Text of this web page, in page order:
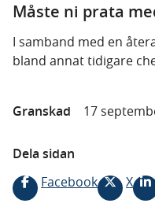
Måste ni prata
I samband med en
bland annat tidigare
Granskad 17
Dela sidan
Facebook
X